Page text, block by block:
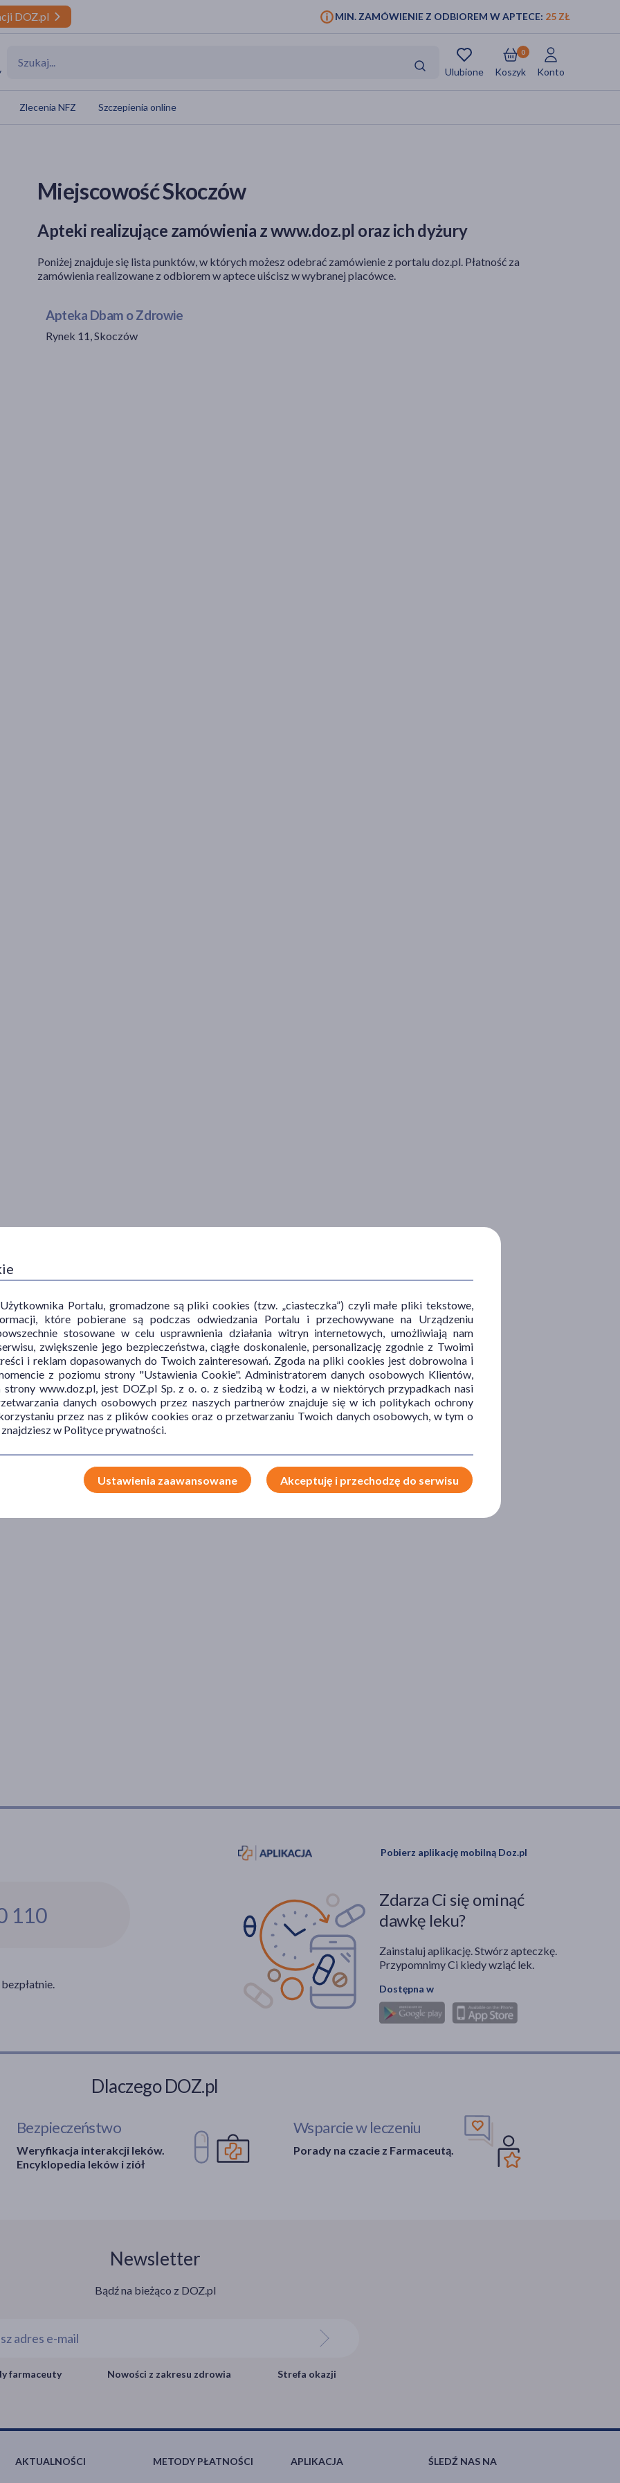
DOZ.pl MIN. ZAMÓWIENIE Z ODBIOREM W APTECE: 25 ZŁ
Ulubione Koszyk
0
Konto
Zlecenia NFZ Szczepienia online
Miejscowość Skoczów
Apteki realizujące zamówienia z www.doz.pl oraz ich dyżury
Poniżej znajduje się lista punktów, w których możesz odebrać zamówienie z portalu doz.pl. Płatność za
zamówienia realizowane z odbiorem w aptece uiścisz w wybranej placówce.
Apteka Dbam o Zdrowie
Rynek 11, Skoczów
110
Pobierz aplikację mobilną Doz.pl
Zdarza Ci się ominąć
dawkę leku?
Zainstaluj aplikację. Stwórz apteczkę.
Przypomnimy Ci kiedy wziąć lek.
Dostępna w
Dlaczego DOZ.pl
Bezpieczeństwo
Weryfikacja interakcji leków.
Encyklopedia leków i ziół
Wsparcie w leczeniu
Porady na czacie z Farmaceutą.
Newsletter
Bądź na bieżąco z DOZ.pl
farmaceuty Nowości z zakresu zdrowia Strefa okazji
AKTUALNOŚCI METODY PŁATNOŚCI APLIKACJA ŚLEDŹ NAS NA
Portalu, gromadzone są pliki cookies (tzw. „ciasteczka”) czyli małe pliki tekstowe,
które pobierane są podczas odwiedzania Portalu i przechowywane na Urządzeniu
stosowane w celu usprawnienia działania witryn internetowych, umożliwiają nam
zwiększenie jego bezpieczeństwa, ciągłe doskonalenie, personalizację zgodnie z Twoimi
i reklam dopasowanych do Twoich zainteresowań. Zgoda na pliki cookies jest dobrowolna i
z poziomu strony "Ustawienia Cookie". Administratorem danych osobowych Klientów,
www.doz.pl, jest DOZ.pl Sp. z o. o. z siedzibą w Łodzi, a w niektórych przypadkach nasi
danych osobowych przez naszych partnerów znajduje się w ich politykach ochrony
przez nas z plików cookies oraz o przetwarzaniu Twoich danych osobowych, w tym o
w Polityce prywatności.
Ustawienia zaawansowane Akceptuję i przechodzę do serwisu